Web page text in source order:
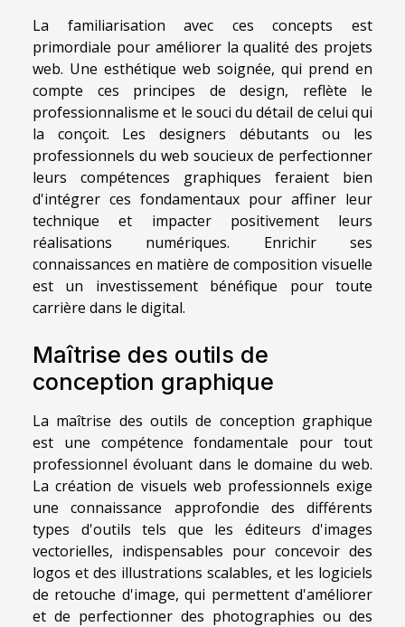
La familiarisation avec ces concepts est
primordiale pour améliorer la qualité des projets
web. Une esthétique web soignée, qui prend en
compte ces principes de design, reflète le
professionnalisme et le souci du détail de celui qui
la conçoit. Les designers débutants ou les
professionnels du web soucieux de perfectionner
leurs compétences graphiques feraient bien
d'intégrer ces fondamentaux pour affiner leur
technique et impacter positivement leurs
réalisations numériques. Enrichir ses
connaissances en matière de composition visuelle
est un investissement bénéfique pour toute
carrière dans le digital.
Maîtrise des outils de
conception graphique
La maîtrise des outils de conception graphique
est une compétence fondamentale pour tout
professionnel évoluant dans le domaine du web.
La création de visuels web professionnels exige
une connaissance approfondie des différents
types d'outils tels que les éditeurs d'images
vectorielles, indispensables pour concevoir des
logos et des illustrations scalables, et les logiciels
de retouche d'image, qui permettent d'améliorer
et de perfectionner des photographies ou des